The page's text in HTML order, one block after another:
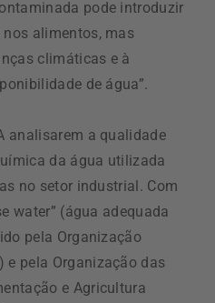
pode introduzir
alimentos, mas
climáticas e à
de água”.
analisarem a qualidade
da água utilizada
no setor industrial. Com
water” (água adequada
pela Organização
e pela Organização das
e Agricultura